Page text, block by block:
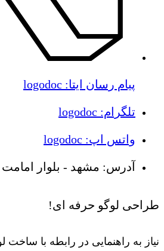
پیام رسان ایتا: logodoc
تلگرام: logodoc
واتس اپ: logodoc
آدرس: مشهد - بلوار امامت
طراحی لوگو حرفه ای!
نیاز به راهنمایی در رابطه با ساخت